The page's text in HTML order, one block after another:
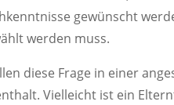
gewünscht
werden muss.
diese Frage in einer
Vielleicht ist ein